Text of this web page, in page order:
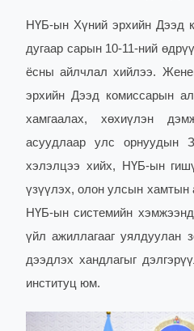
НҮБ-ын Хүний эрхийн Дээд
дугаар сарын 10-11-ний
ёсны айлчлал хийлээ.
эрхийн Дээд комиссарын
хамгаалах, хөхиүлэн
асуудлаар улс орнуудын
хэлэлцээ хийх, НҮБ-ын
үзүүлэх, олон улсын хамтын
НҮБ-ын системийн
үйл ажиллагааг уялдуулан
дээдлэх хандлагыг
институц юм.